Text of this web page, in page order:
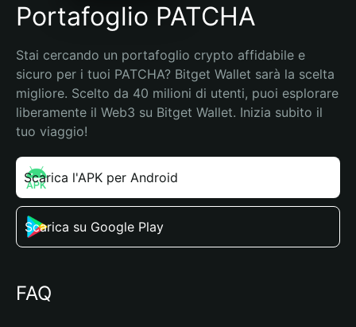
Portafoglio PATCHA
Stai cercando un portafoglio crypto affidabile e
sicuro per i tuoi PATCHA? Bitget Wallet sarà la scelta
migliore. Scelto da 40 milioni di utenti, puoi esplorare
liberamente il Web3 su Bitget Wallet. Inizia subito il
tuo viaggio!
Scarica l'APK per Android
Scarica su Google Play
FAQ